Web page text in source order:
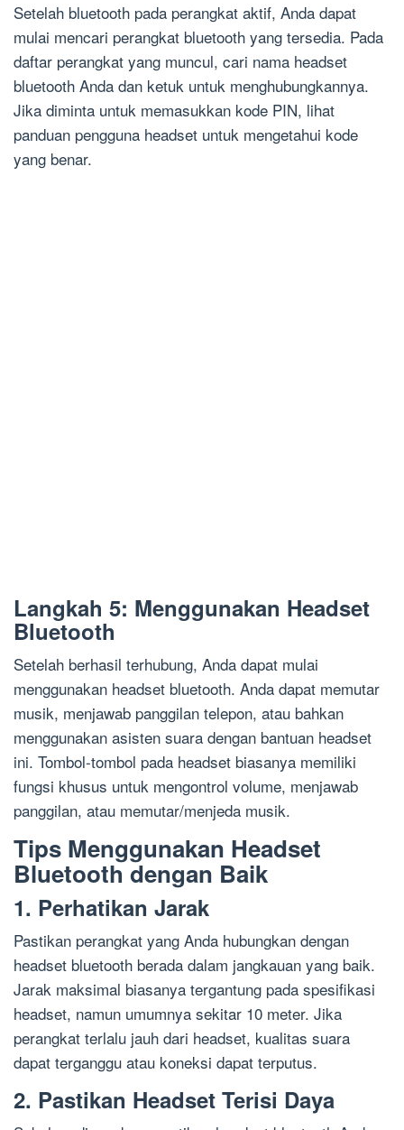
Setelah bluetooth pada perangkat aktif, Anda dapat
mulai mencari perangkat bluetooth yang tersedia. Pada
daftar perangkat yang muncul, cari nama headset
bluetooth Anda dan ketuk untuk menghubungkannya.
Jika diminta untuk memasukkan kode PIN, lihat
panduan pengguna headset untuk mengetahui kode
yang benar.
Langkah 5: Menggunakan Headset
Bluetooth
Setelah berhasil terhubung, Anda dapat mulai
menggunakan headset bluetooth. Anda dapat memutar
musik, menjawab panggilan telepon, atau bahkan
menggunakan asisten suara dengan bantuan headset
ini. Tombol-tombol pada headset biasanya memiliki
fungsi khusus untuk mengontrol volume, menjawab
panggilan, atau memutar/menjeda musik.
Tips Menggunakan Headset
Bluetooth dengan Baik
1. Perhatikan Jarak
Pastikan perangkat yang Anda hubungkan dengan
headset bluetooth berada dalam jangkauan yang baik.
Jarak maksimal biasanya tergantung pada spesifikasi
headset, namun umumnya sekitar 10 meter. Jika
perangkat terlalu jauh dari headset, kualitas suara
dapat terganggu atau koneksi dapat terputus.
2. Pastikan Headset Terisi Daya